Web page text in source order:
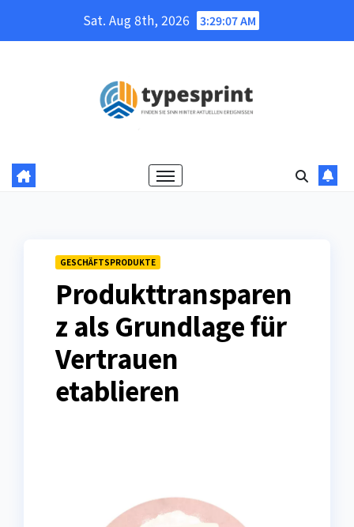
Sat. Aug 8th, 2026 3:29:08 AM
GESCHÄFTSPRODUKTE
Produkttransparen
z als Grundlage für
Vertrauen
etablieren